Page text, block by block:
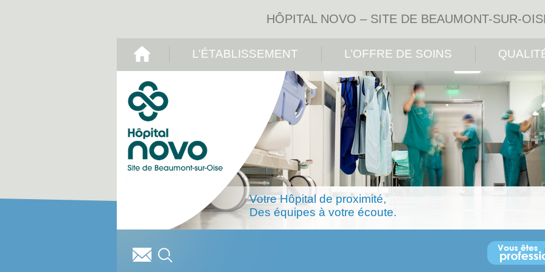
HÔPITAL NOVO – SITE DE BEAUMONT-SUR-
L’ÉTABLISSEMENT L’OFFRE DE SOINS
Votre Hôpital de proximité,
Des équipes à votre écoute.